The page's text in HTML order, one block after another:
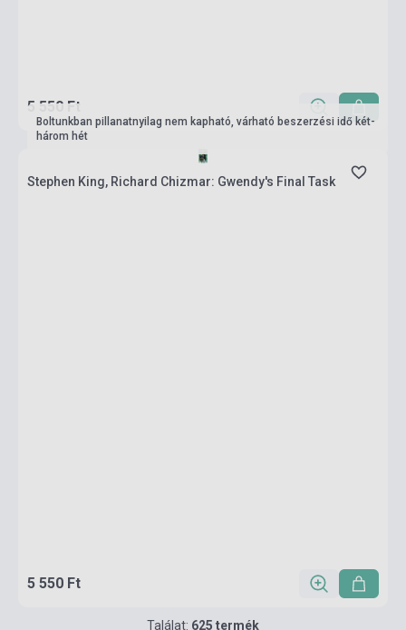
5 550 Ft
Boltunkban pillanatnyilag nem kapható, várható beszerzési idő két-
három hét
Stephen King, Richard Chizmar: Gwendy's Final Task
5 550 Ft
Találat: 625 termék